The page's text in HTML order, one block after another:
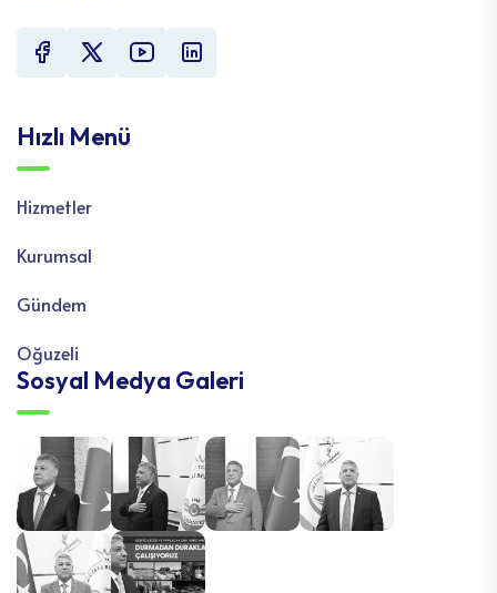
Hızlı Menü
Hizmetler
Kurumsal
Gündem
Oğuzeli
Sosyal Medya Galeri